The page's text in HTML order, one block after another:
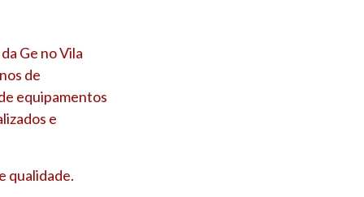
Ge noVila
de
equipamentos
e
qualidade.